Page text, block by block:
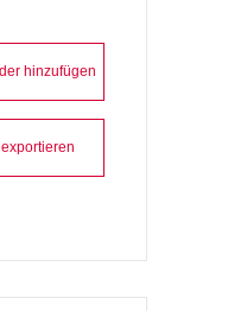
hinzufügen